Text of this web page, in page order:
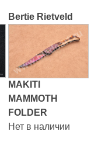
Bertie Rietveld
MAKITI
MAMMOTH
FOLDER
Нет в наличии